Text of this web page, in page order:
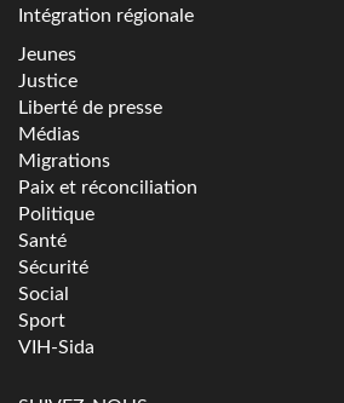
Intégration régionale
Jeunes
Justice
Liberté de presse
Médias
Migrations
Paix et réconciliation
Politique
Santé
Sécurité
Social
Sport
VIH-Sida